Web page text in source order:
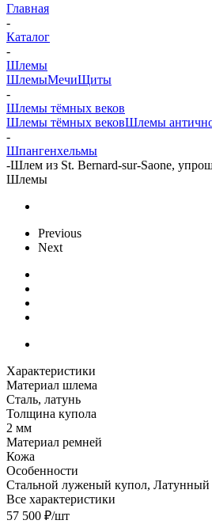
Главная
-
Каталог
-
Шлемы
ШлемыМечиЩиты
-
Шлемы тёмных веков
Шлемы тёмных вековШлемы
-
Шпангенхельмы
-Шлем из St. Bernard-sur-Saone,
Шлемы
Previous
Next
Характеристики
Материал шлема
Сталь, латунь
Толщина купола
2 мм
Материал ремней
Кожа
Особенности
Стальной луженый купол,
Все характеристики
57 500 ₽/шт